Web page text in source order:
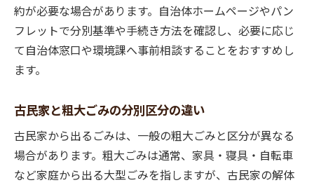
約が必要な場合があります。自治体ホームページやパン
フレットで分別基準や手続き方法を確認し、必要に応じ
て自治体窓口や環境課へ事前相談することをおすすめし
ます。
古民家と粗大ごみの分別区分の違い
古民家から出るごみは、一般の粗大ごみと区分が異なる
場合があります。粗大ごみは通常、家具・寝具・自転車
など家庭から出る大型ごみを指しますが、古民家の解体